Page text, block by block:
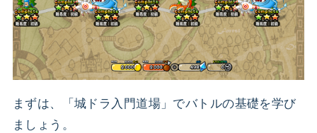
まずは、「城ドラ入門道場」でバトルの基礎を学び
ましょう。